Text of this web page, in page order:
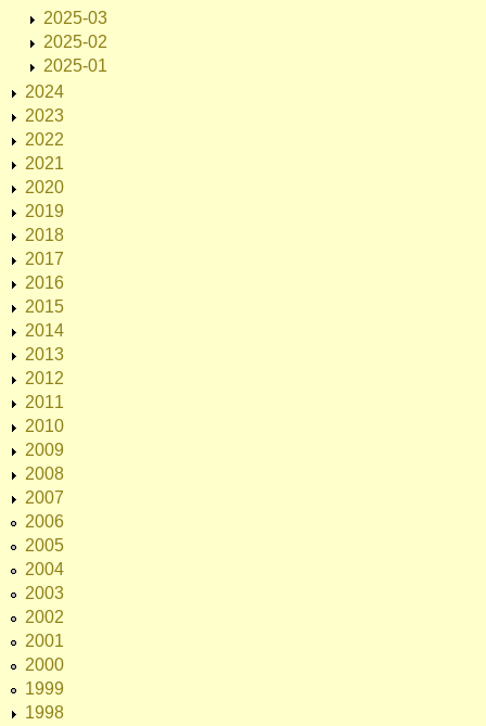
2025-03
2025-02
2025-01
2024
2023
2022
2021
2020
2019
2018
2017
2016
2015
2014
2013
2012
2011
2010
2009
2008
2007
2006
2005
2004
2003
2002
2001
2000
1999
1998